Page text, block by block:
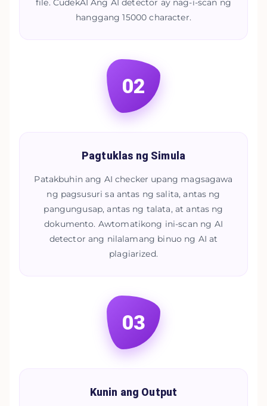
file. CudekAI Ang AI detector ay nag-i-scan ng
hanggang 15000 character.
02
Pagtuklas ng Simula
Patakbuhin ang AI checker upang magsagawa
ng pagsusuri sa antas ng salita, antas ng
pangungusap, antas ng talata, at antas ng
dokumento. Awtomatikong ini-scan ng AI
detector ang nilalamang binuo ng AI at
plagiarized.
03
Kunin ang Output